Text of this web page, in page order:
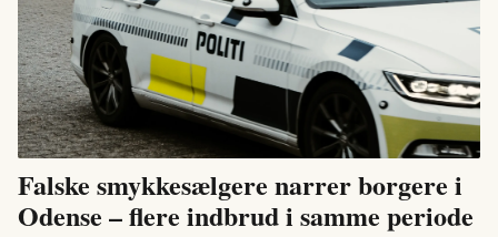
Falske smykkesælgere narrer borgere i
Odense – flere indbrud i samme periode